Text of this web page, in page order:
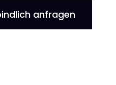
anfragen